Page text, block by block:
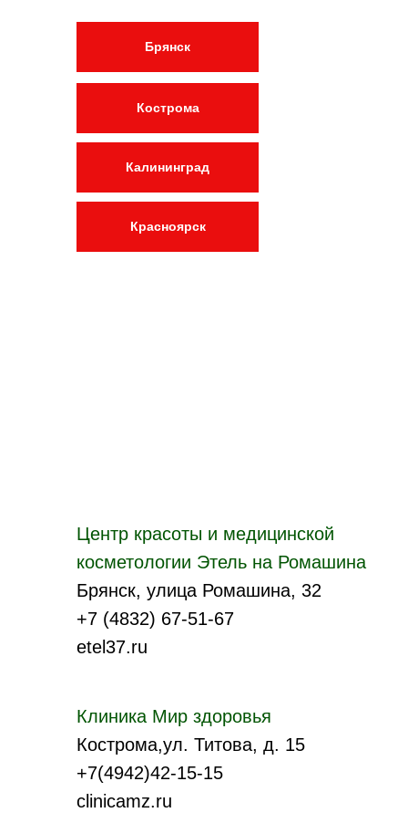
Кострома
Калининград
Красноярск
Брянск
Центр красоты и медицинской
косметологии Этель на Ромашина
Брянск, улица Ромашина, 32
+7 (4832) 67-51-67
etel37.ru
Клиника Мир здоровья
Кострома,ул. Титова, д. 15
+7(4942)42-15-15
clinicamz.ru